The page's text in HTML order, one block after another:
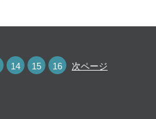
14 15 16 次ページ